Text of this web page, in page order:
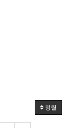
정렬